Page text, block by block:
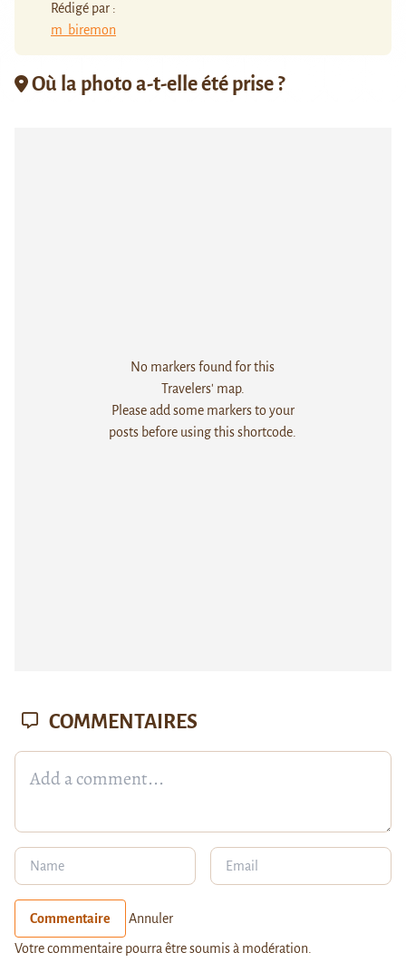
Rédigé par :
m_biremon
Où la photo a-t-elle été prise ?
No markers found for this
Travelers' map.
Please add some markers to your
posts before using this shortcode.
COMMENTAIRES
Commentaire Annuler
Votre commentaire pourra être soumis à modération.